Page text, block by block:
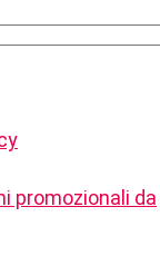
promozionali da